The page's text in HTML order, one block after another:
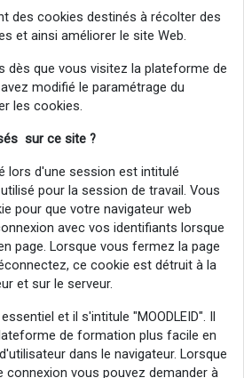
des cookies destinés à récolter des
et ainsi améliorer le site Web.
dès que vous visitez la plateforme de
modifié le paramétrage du
les cookies.
sur ce site ?
lors d'une session est intitulé
pour la session de travail. Vous
pour que votre navigateur web
avec vos identifiants lorsque
page. Lorsque vous fermez la page
ce cookie est détruit à la
et sur le serveur.
et il s'intitule "MOODLEID". Il
de formation plus facile en
dans le navigateur. Lorsque
connexion vous pouvez demander à